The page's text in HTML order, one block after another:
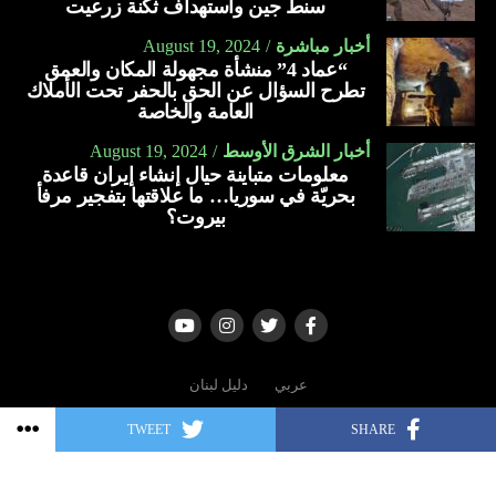
SHARE
TWEET
أسلحة بقيمة تزيد على 23 مليار دولار منذ بدء الحرب في غزة،
في أكتوبر الماضي (2023).
ويواجه بايدن ضغوطا من التقدميين في حزبه الديمقراطي الذين
دعوا إلى وقف تسليم الأسلحة لتل أبيب وسط ارتفاع وتيرة مقتل
المدنيين في غزة، إذ فاق عدد الضحايا 37.600.
العربية
ومن خلال “مانتا راي”، تسعى البحرية الأميركية إلى إنشاء
أسطول هجين، وتزويد البحارة ومشاة البحرية بالآلات الذكية
وأجهزة الاستشعار.
العربية
سنط جين واستهداف ثكنة زرعيت
أخبار مباشرة August 19, 2024
“عماد 4” منشأة مجهولة المكان والعمق
تطرح السؤال عن الحق بالحفر تحت الأملاك
العامة والخاصة
أخبار الشرق الأوسط August 19, 2024
معلومات متباينة حيال إنشاء إيران قاعدة
بحريّة في سوريا… ما علاقتها بتفجير مرفأ
بيروت؟
عربي دليل لبنان